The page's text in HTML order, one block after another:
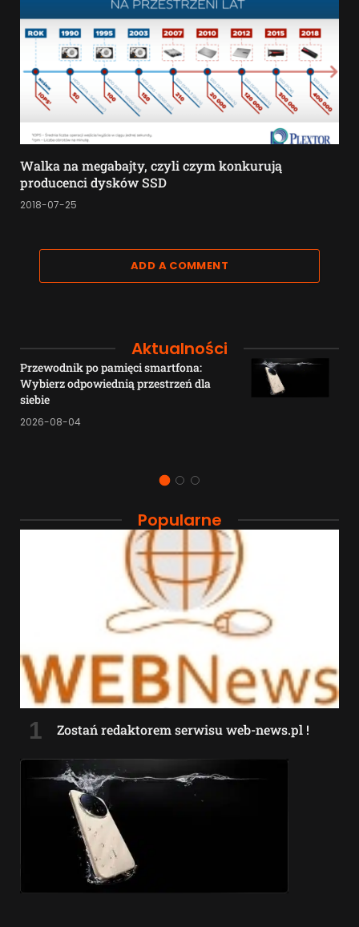
Walka na megabajty, czyli czym konkurują
producenci dysków SSD
2018-07-25
ADD A COMMENT
Aktualności
Przewodnik po pamięci smartfona:
Wybierz odpowiednią przestrzeń dla
siebie
2026-08-04
Popularne
Zostań redaktorem serwisu web-news.pl !